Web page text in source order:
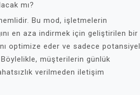
mı?
Bu mod, işletmelerin
en aza indirmek için geliştirilen bir
optimize eder ve sadece potansiyel
müşterilerin günlük
verilmeden iletişim